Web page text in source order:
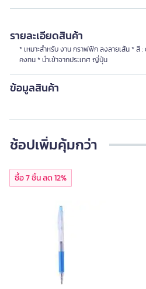
รายละเอียดสินค้า
* เหมาะสำหรับ งาน กราฟฟิก ลงลายเส้น *
คงทน * นำเข้าจากประเทศ ญี่ปุ่น
ข้อมูลสินค้า
ช้อปเพิ่มคุ้มกว่า
ซื้อ 7 ชิ้น ลด 12%